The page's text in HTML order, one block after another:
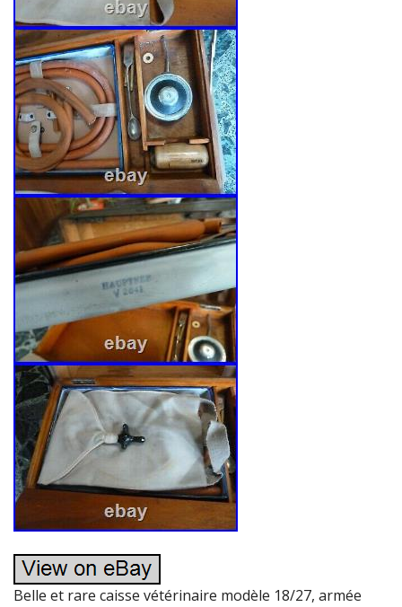
Belle et rare caisse vétérinaire modèle 18/27, armée